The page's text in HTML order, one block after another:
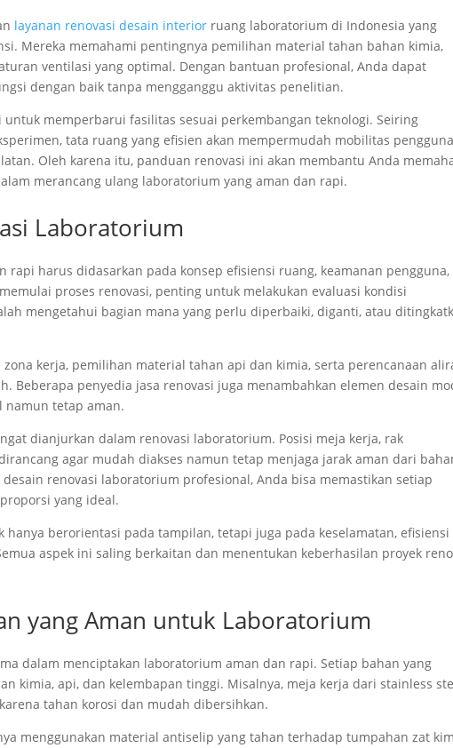
layanan renovasi desain interior ruang laboratorium di Indonesia yang
Mereka memahami pentingnya pemilihan material tahan bahan kimia,
ventilasi yang optimal. Dengan bantuan profesional, Anda dapat
dengan baik tanpa mengganggu aktivitas penelitian.
memperbarui fasilitas sesuai perkembangan teknologi. Seiring
tata ruang yang efisien akan mempermudah mobilitas pengguna
Oleh karena itu, panduan renovasi ini akan membantu Anda
merancang ulang laboratorium yang aman dan rapi.
Laboratorium
rapi harus didasarkan pada konsep efisiensi ruang, keamanan pengguna,
proses renovasi, penting untuk melakukan evaluasi kondisi
mengetahui bagian mana yang perlu diperbaiki, diganti, atau
kerja, pemilihan material tahan api dan kimia, serta perencanaan
Beberapa penyedia jasa renovasi juga menambahkan elemen desain
tetap aman.
dianjurkan dalam renovasi laboratorium. Posisi meja kerja, rak
agar mudah diakses namun tetap menjaga jarak aman dari
renovasi laboratorium profesional, Anda bisa memastikan setiap
yang ideal.
hanya berorientasi pada tampilan, tetapi juga pada keselamatan, efisiensi
aspek ini saling berkaitan dan menentukan keberhasilan proyek
yang Aman untuk Laboratorium
dalam menciptakan laboratorium aman dan rapi. Setiap bahan yang
kimia, api, dan kelembapan tinggi. Misalnya, meja kerja dari stainless
tahan korosi dan mudah dibersihkan.
menggunakan material antiselip yang tahan terhadap tumpahan zat